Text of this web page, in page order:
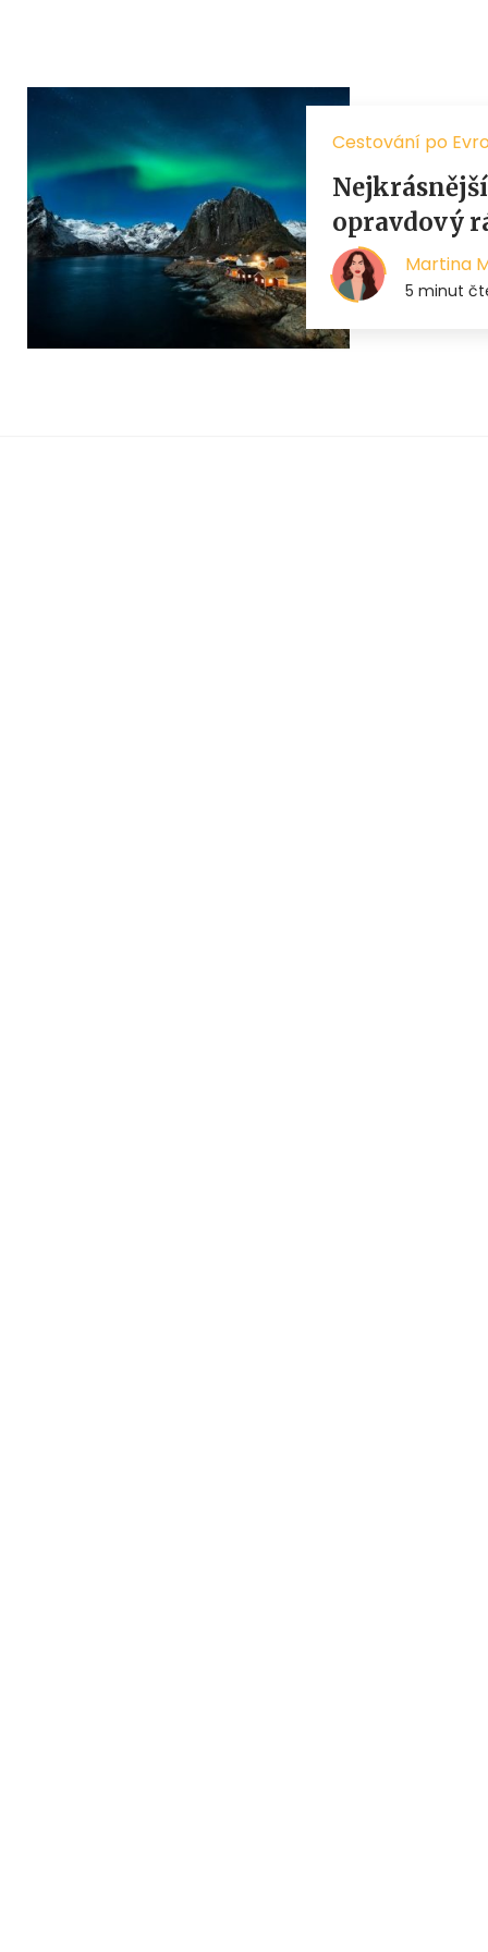
Cestování po
opravdový
Martina
5 minut